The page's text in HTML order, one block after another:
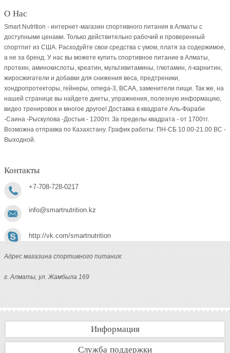
О Нас
Smart Nutrition - интернет-магазин спортивного питания в Алматы с
доступными ценами. Только действительно рабочий и проверенный
спортпит из США. Расходуйте свои средства с умом, платя за содержимое,
а не за бренд. У нас вы можете купить спортивное питание в Алматы,
протеин, аминокислоты, креатин, мультивитамины, глютамин, л-карнитин,
жиросжигатели и добавки для снижения веса, предтреники,
хондропротекторы, гейнеры, omega-3, BCAA, заменители пищи. Так же, на
нашей странице вы найдете диеты, упражнения, полезную информацию,
видео тренировок и многое другое! Доставка в квадрате Аль-Фараби
-Саина -Рыскулова -Достык - 1200тг. За пределы квадрата - от 1700тг.
Возможна отправка по Казахстану. График работы: ПН-СБ 10.00-21.00 ВC -
Выходной.
Контакты
+7-708-728-0217
info@smartnutrition.kz
http://vk.com/smartnutrition
Адрес магазина спортивного питания:
г. Алматы, ул. Жамбыла 169
Информация
Служба поддержки